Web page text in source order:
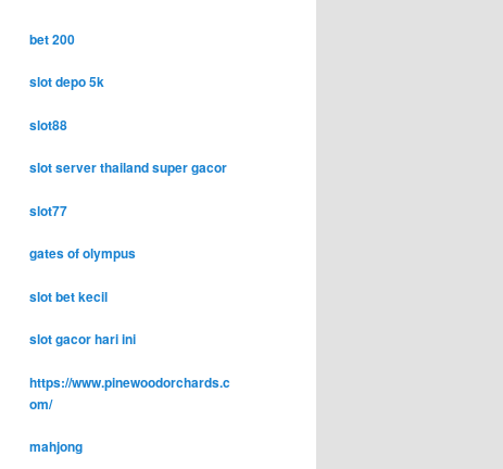
bet 200
slot depo 5k
slot88
slot server thailand super gacor
slot77
gates of olympus
slot bet kecil
slot gacor hari ini
https://www.pinewoodorchards.c
om/
mahjong